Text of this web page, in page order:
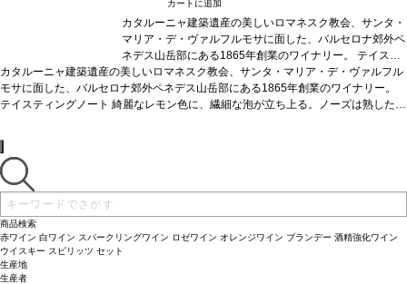
カートに追加
カタルーニャ建築遺産の美しいロマネスク教会、サンタ・
マリア・デ・ヴァルフルモサに面した、バルセロナ郊外ペ
ネデス山岳部にある1865年創業のワイナリー。テイステ
ィングノート綺麗なレモン色に、繊細な泡が立ち上る。
ノーズは熟した白果実（黄色リンゴ）を示し、熟成による
アーモンドのニュアンスと絡み合う。口に含むと、心地よ
合、在庫があり価格が同様の場合は自動的に次のヴィンテ
ージに変更されます、ご了承ください。
カタルーニャ建築遺産の美しいロマネスク教会、サンタ・マリア・デ・ヴァルフル
モサに面した、バルセロナ郊外ペネデス山岳部にある1865年創業のワイナリー。
テイスティングノート 綺麗なレモン色に、繊細な泡が立ち上る。ノーズは熟した白
含むと、心地よい滑らかさが広がり、熟した果実味を感じる。柔らかいナッツやペ
イストリーが表れ、エレガントで長い余韻のフィニッシュへと導かれる。
きのこのリゾット、ラヴィオリ、魚とバターソースなどと好相性
ッロ 40%、マカベオ 30%、パレリャーダ 30％
ヴィンテージが在庫切れの場合、在庫があり価格が同様の場合は自動的に次のヴィ
ンテージに変更されます、ご了承ください。
商品検索
赤ワイン 白ワイン スパークリングワイン ロゼワイン オレンジワイン ブランデー 酒精強化ワイン
ウイスキー スピリッツ セット
生産地
生産者